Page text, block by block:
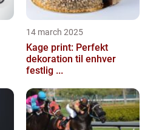
14 march 2025
Kage print: Perfekt
dekoration til enhver
festlig ...